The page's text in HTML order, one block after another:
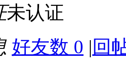
未认证
好友数 0 | 回